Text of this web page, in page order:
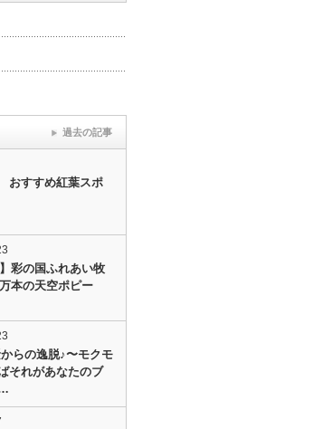
過去の記事
おすすめ紅葉スポ
】彩の国ふれあい牧
本の天空ポピー
からの逸脱♪〜モクモ
それがあなたのブ